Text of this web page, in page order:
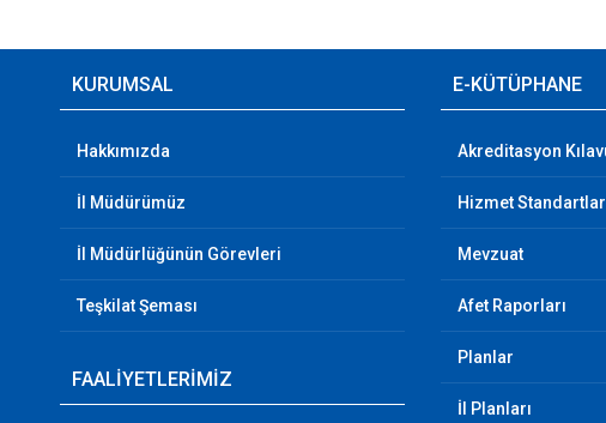
KURUMSAL
Hakkımızda
İl Müdürümüz
İl Müdürlüğünün Görevleri
Teşkilat Şeması
FAALİYETLERİMİZ
E-KÜTÜPHANE
Akreditasyon
Hizmet
Mevzuat
Afet Raporları
Planlar
İl Planları